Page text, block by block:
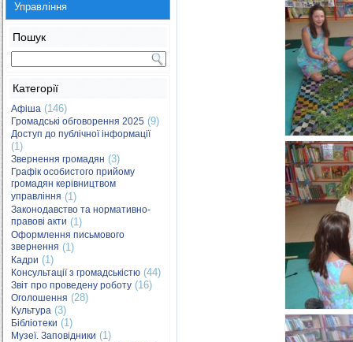
Управління
Пошук
Категорії
Афіша (146)
Громадські обговорення 2025 (9)
Доступ до публічної інформації
(1)
Звернення громадян (3)
Графік особистого прийому
громадян керівництвом
управління (1)
Законодавство та нормативно-
правові акти (1)
Оформлення письмового
звернення (1)
Кадри (1)
Консультації з громадськістю (44)
Звіт про проведену роботу (16)
Оголошення (28)
Культура (3)
Бібліотеки (1)
Музеї. Заповідники (1)